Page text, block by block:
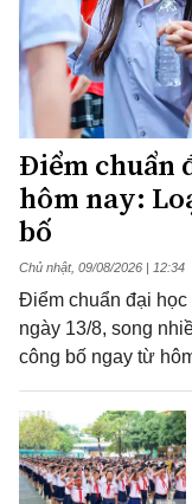
Điểm chuẩn
hôm nay:
bố
Chủ nhật, 09/08/2026 | 12:34
Điểm chuẩn đại
ngày 13/8, song
công bố ngay từ